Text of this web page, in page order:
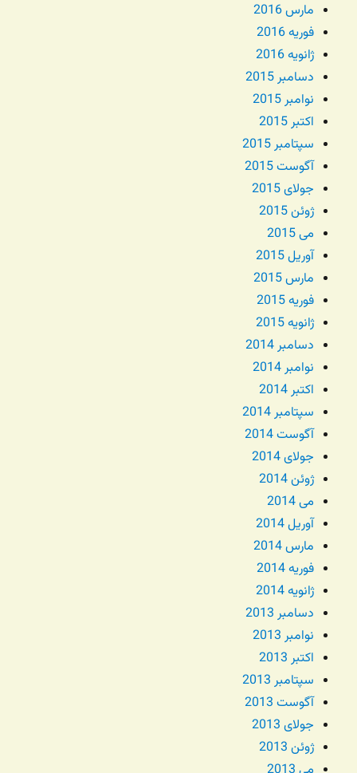
مارس 2016
فوریه 2016
ژانویه 2016
دسامبر 2015
نوامبر 2015
اکتبر 2015
سپتامبر 2015
آگوست 2015
جولای 2015
ژوئن 2015
می 2015
آوریل 2015
مارس 2015
فوریه 2015
ژانویه 2015
دسامبر 2014
نوامبر 2014
اکتبر 2014
سپتامبر 2014
آگوست 2014
جولای 2014
ژوئن 2014
می 2014
آوریل 2014
مارس 2014
فوریه 2014
ژانویه 2014
دسامبر 2013
نوامبر 2013
اکتبر 2013
سپتامبر 2013
آگوست 2013
جولای 2013
ژوئن 2013